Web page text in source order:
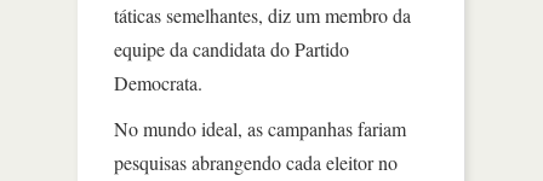
táticas semelhantes, diz um membro da
equipe da candidata do Partido
Democrata.
No mundo ideal, as campanhas fariam
pesquisas abrangendo cada eleitor no